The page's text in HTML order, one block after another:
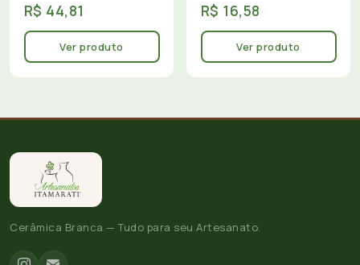
R$ 44,81
Ver produto
R$ 16,58
Ver produto
Cerâmica Branca — Tudo para seu Artesanato.